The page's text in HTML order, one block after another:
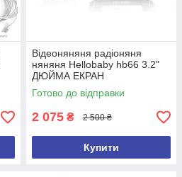
Відеоняняня радіоняня
няняня Hellobaby hb66 3.2"
ДЮЙМА ЕКРАН
Готово до відправки
2 075 ₴ 2 500 ₴
Купити